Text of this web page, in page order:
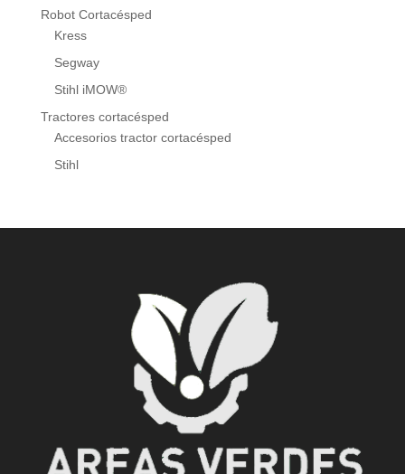
Robot Cortacésped
Kress
Segway
Stihl iMOW®
Tractores cortacésped
Accesorios tractor cortacésped
Stihl